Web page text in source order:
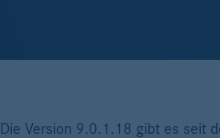
Die Version 9.0.1.18 gibt es seit